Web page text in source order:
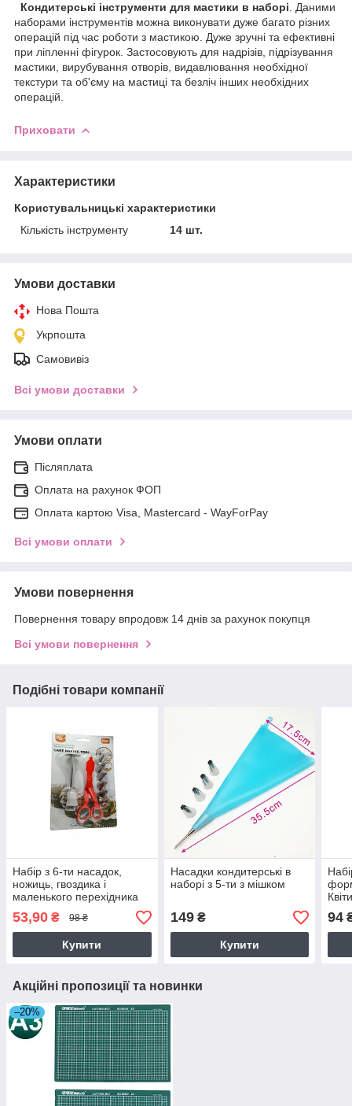
Кондитерські інструменти для мастики в наборі . Даними
наборами інструментів можна виконувати дуже багато різних
операцій під час роботи з мастикою. Дуже зручні та ефективні
при ліпленні фігурок. Застосовують для надрізів, підрізування
мастики, вирубування отворів, видавлювання необхідної
текстури та об'єму на мастиці та безліч інших необхідних
операцій.
Приховати
Характеристики
Користувальницькі характеристики
Кількість інструменту
14 шт.
Умови доставки
Нова Пошта
Укрпошта
Самовивіз
Всі умови доставки
Умови оплати
Післяплата
Оплата на рахунок ФОП
Оплата картою Visa, Mastercard - WayForPay
Всі умови оплати
Умови повернення
Повернення товару впродовж 14 днів за рахунок покупця
Всі умови повернення
Подібні товари компанії
Набір з 6-ти насадок,
ножиць, гвоздика і
маленького перехідника
53,90 ₴ 98 ₴
Купити
Насадки кондитерські в
наборі з 5-ти з мішком
149₴
Купити
94
Акційні пропозиції та новинки
–20%